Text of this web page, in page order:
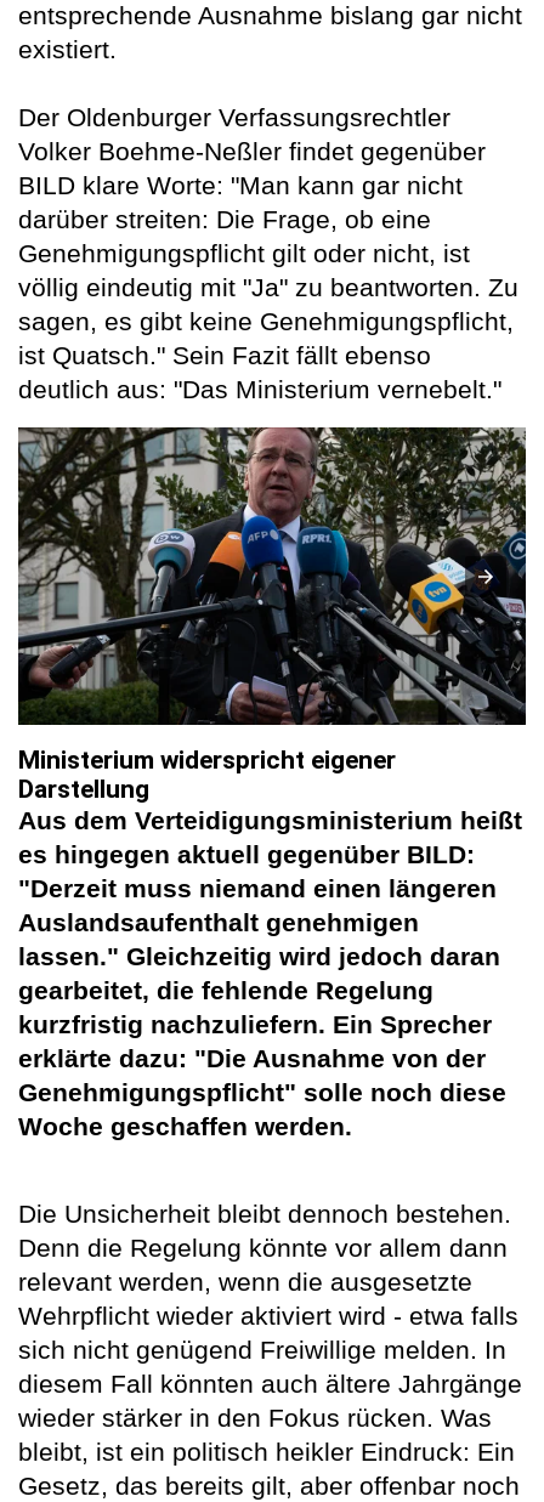
entsprechende Ausnahme bislang gar nicht
existiert.
Der Oldenburger Verfassungsrechtler
Volker Boehme-Neßler findet gegenüber
BILD klare Worte: "Man kann gar nicht
darüber streiten: Die Frage, ob eine
Genehmigungspflicht gilt oder nicht, ist
völlig eindeutig mit "Ja" zu beantworten. Zu
sagen, es gibt keine Genehmigungspflicht,
ist Quatsch." Sein Fazit fällt ebenso
deutlich aus: "Das Ministerium vernebelt."
Ministerium widerspricht eigener
Darstellung
Aus dem Verteidigungsministerium heißt
es hingegen aktuell gegenüber BILD:
"Derzeit muss niemand einen längeren
Auslandsaufenthalt genehmigen
lassen." Gleichzeitig wird jedoch daran
gearbeitet, die fehlende Regelung
kurzfristig nachzuliefern. Ein Sprecher
erklärte dazu: "Die Ausnahme von der
Genehmigungspflicht" solle noch diese
Woche geschaffen werden.
Die Unsicherheit bleibt dennoch bestehen.
Denn die Regelung könnte vor allem dann
relevant werden, wenn die ausgesetzte
Wehrpflicht wieder aktiviert wird - etwa falls
sich nicht genügend Freiwillige melden. In
diesem Fall könnten auch ältere Jahrgänge
wieder stärker in den Fokus rücken. Was
bleibt, ist ein politisch heikler Eindruck: Ein
Gesetz, das bereits gilt, aber offenbar noch